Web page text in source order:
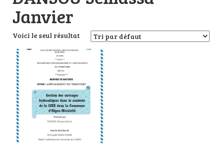
Janvier
Voici le seul résultat